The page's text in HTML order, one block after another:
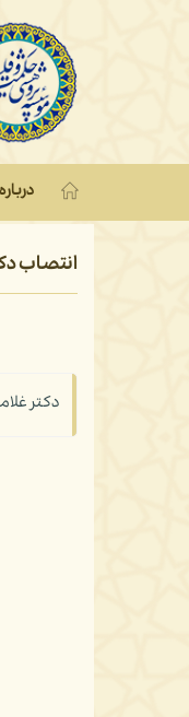
انتصاب
دکتر